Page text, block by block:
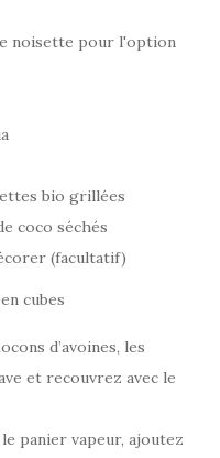
noisette pour l'option
bio grillées
coco séchés
(facultatif)
cubes
d’avoines, les
et recouvrez avec le
panier vapeur, ajoutez